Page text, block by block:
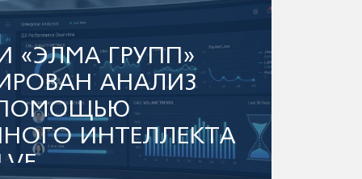
«ЭЛМА ГРУПП»
АНАЛИЗ
ПОМОЩЬЮ
ИНТЕЛЛЕКТА